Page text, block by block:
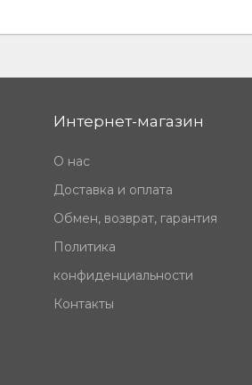
Интернет-магазин
О нас
Доставка и оплата
Обмен, возврат, гарантия
Политика
конфиденциальности
Контакты